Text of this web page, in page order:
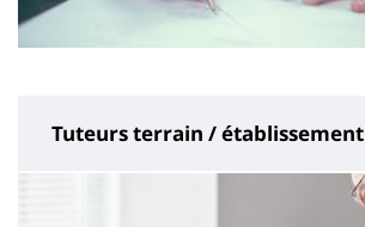
Tuteurs terrain / établissement